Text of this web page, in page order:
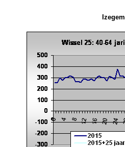
Izegem